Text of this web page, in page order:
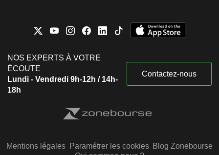
NOS EXPERTS À VOTRE
ÉCOUTE
Lundi - Vendredi 9h-12h / 14h-
18h
Contactez-nous
Mentions légales Paramétrer les cookies Blog Zonebourse